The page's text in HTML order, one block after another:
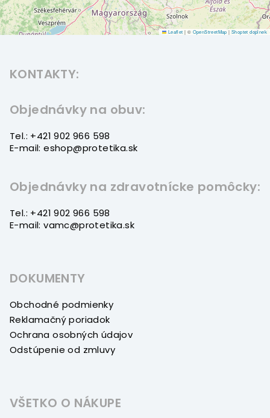
Leaflet | © OpenStreetMap | Shoptet doplnek
KONTAKTY:
Objednávky na obuv:
Tel.: +421 902 966 598
E-mail: eshop@protetika.sk
Objednávky na zdravotnícke pomôcky:
Tel.: +421 902 966 598
E-mail: vamc@protetika.sk
DOKUMENTY
Obchodné podmienky
Reklamačný poriadok
Ochrana osobných údajov
Odstúpenie od zmluvy
VŠETKO O NÁKUPE